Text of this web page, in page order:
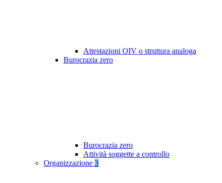
Attestazioni OIV o struttura analoga
Burocrazia zero
Burocrazia zero
Attività soggette a controllo
Organizzazione 3